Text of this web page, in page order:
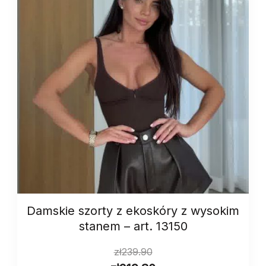
Damskie szorty z ekoskóry z wysokim
stanem – art. 13150
zł239.90